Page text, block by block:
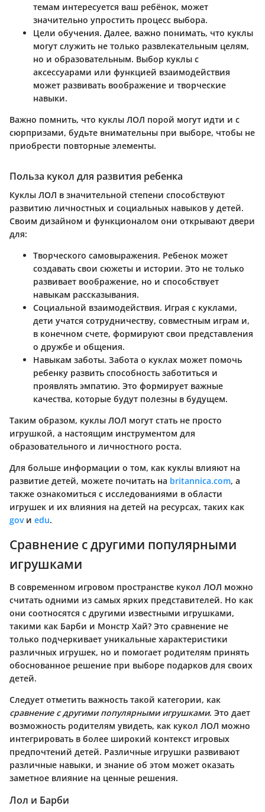
темам интересуется ваш ребёнок, может
значительно упростить процесс выбора.
Цели обучения. Далее, важно понимать, что куклы
могут служить не только развлекательным целям,
но и образовательным. Выбор куклы с
аксессуарами или функцией взаимодействия
может развивать воображение и творческие
навыки.
Важно помнить, что куклы ЛОЛ порой могут идти и с
сюрпризами, будьте внимательны при выборе, чтобы не
приобрести повторные элементы.
Польза кукол для развития ребенка
Куклы ЛОЛ в значительной степени способствуют
развитию личностных и социальных навыков у детей.
Своим дизайном и функционалом они открывают двери
для:
Творческого самовыражения. Ребенок может
создавать свои сюжеты и истории. Это не только
развивает воображение, но и способствует
навыкам рассказывания.
Социальной взаимодействия. Играя с куклами,
дети учатся сотрудничеству, совместным играм и,
в конечном счете, формируют свои представления
о дружбе и общения.
Навыкам заботы. Забота о куклах может помочь
ребенку развить способность заботиться и
проявлять эмпатию. Это формирует важные
качества, которые будут полезны в будущем.
Таким образом, куклы ЛОЛ могут стать не просто
игрушкой, а настоящим инструментом для
образовательного и личностного роста.
Для больше информации о том, как куклы влияют на
развитие детей, можете почитать на britannica.com, а
также ознакомиться с исследованиями в области
игрушек и их влияния на детей на ресурсах, таких как
govи edu.
Сравнение с другими популярными
игрушками
В современном игровом пространстве кукол ЛОЛ можно
считать одними из самых ярких представителей. Но как
они соотносятся с другими известными игрушками,
такими как Барби и Монстр Хай? Это сравнение не
только подчеркивает уникальные характеристики
различных игрушек, но и помогает родителям принять
обоснованное решение при выборе подарков для своих
детей.
Следует отметить важность такой категории, как
сравнение с другими популярными игрушками. Это дает
возможность родителям увидеть, как кукол ЛОЛ можно
интегрировать в более широкий контекст игровых
предпочтений детей. Различные игрушки развивают
различные навыки, и знание об этом может оказать
заметное влияние на ценные решения.
Лол и Барби